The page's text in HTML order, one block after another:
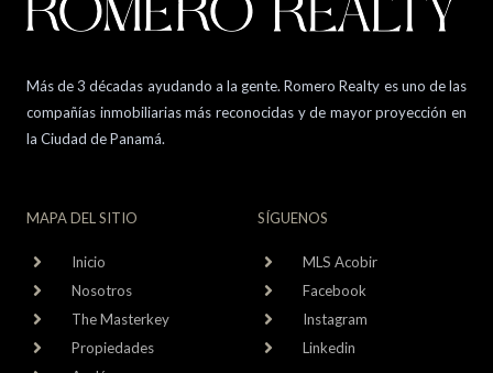
Más de 3 décadas ayudando a la gente. Romero Realty es uno de las
compañías inmobiliarias más reconocidas y de mayor proyección en
la Ciudad de Panamá.
MAPA DEL SITIO
Inicio
Nosotros
The Masterkey
Propiedades
SÍGUENOS
MLS Acobir
Facebook
Instagram
Linkedin